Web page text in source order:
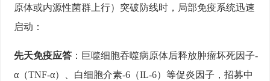
原体或内源性菌群上行）突破防线时，局部免疫系统迅速
启动：
先天免疫应答 ：巨噬细胞吞噬病原体后释放肿瘤坏死因子-
α（TNF-α）、白细胞介素-6（IL-6）等促炎因子，招募中